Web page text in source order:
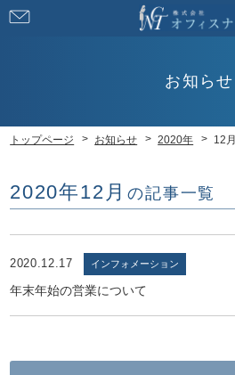
お知らせ
トップページ お知らせ 2020年 12月
2020年12月 の記事一覧
2020.12.17 インフォメーション
年末年始の営業について